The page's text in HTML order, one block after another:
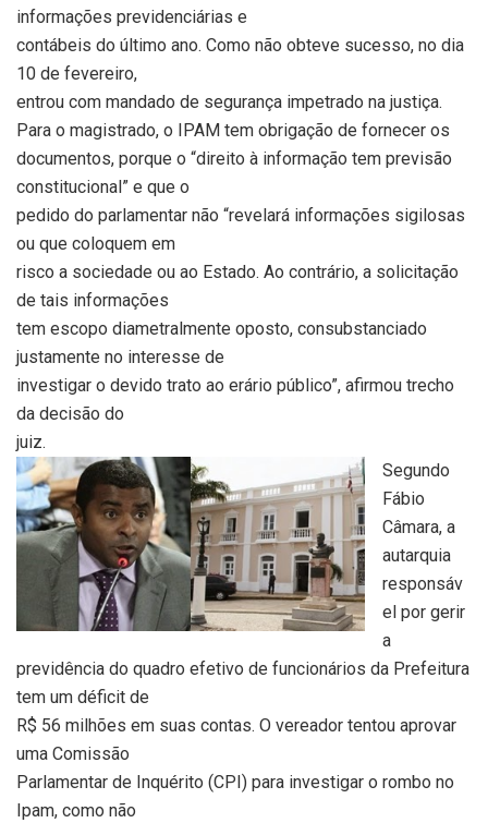
informações previdenciárias e
contábeis do último ano. Como não obteve sucesso, no dia
10 de fevereiro,
entrou com mandado de segurança impetrado na justiça.
Para o magistrado, o IPAM tem obrigação de fornecer os
documentos, porque o “direito à informação tem previsão
constitucional” e que o
pedido do parlamentar não “revelará informações sigilosas
ou que coloquem em
risco a sociedade ou ao Estado. Ao contrário, a solicitação
de tais informações
tem escopo diametralmente oposto, consubstanciado
justamente no interesse de
investigar o devido trato ao erário público”, afirmou trecho
da decisão do
juiz.
Segundo
Fábio
Câmara, a
autarquia
responsáv
el por gerir
a
previdência do quadro efetivo de funcionários da Prefeitura
tem um déficit de
R$ 56 milhões em suas contas. O vereador tentou aprovar
uma Comissão
Parlamentar de Inquérito (CPI) para investigar o rombo no
Ipam, como não